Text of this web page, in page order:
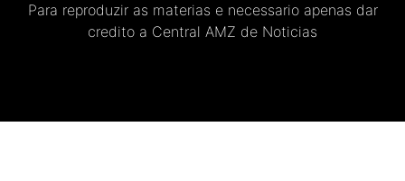
Para reproduzir as materias e necessario apenas dar
credito a Central AMZ de Noticias